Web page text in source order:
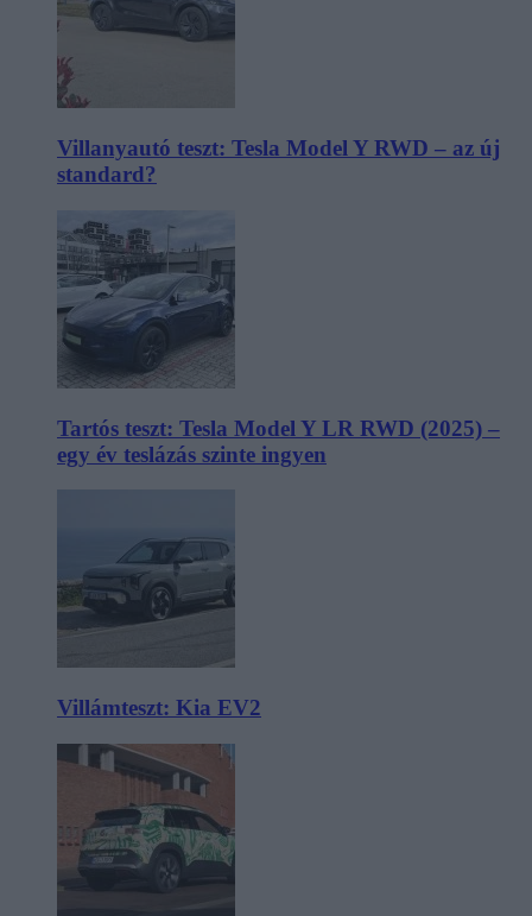
Villanyautó teszt: Tesla Model Y RWD – az új
standard?
Tartós teszt: Tesla Model Y LR RWD (2025) –
egy év teslázás szinte ingyen
Villámteszt: Kia EV2